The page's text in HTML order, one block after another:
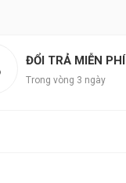
ĐỔI TRẢ MIỄN
Trong vòng 3 ngày